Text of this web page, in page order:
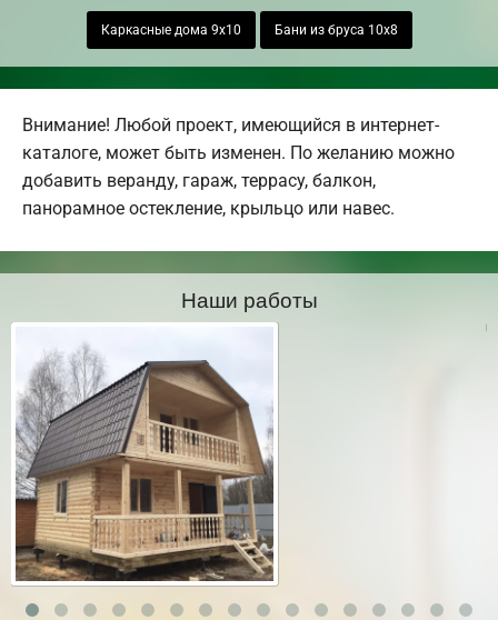
Каркасные дома 9х10 Бани из бруса 10х8
Внимание! Любой проект, имеющийся в интернет-
каталоге, может быть изменен. По желанию можно
добавить веранду, гараж, террасу, балкон,
панорамное остекление, крыльцо или навес.
Наши работы